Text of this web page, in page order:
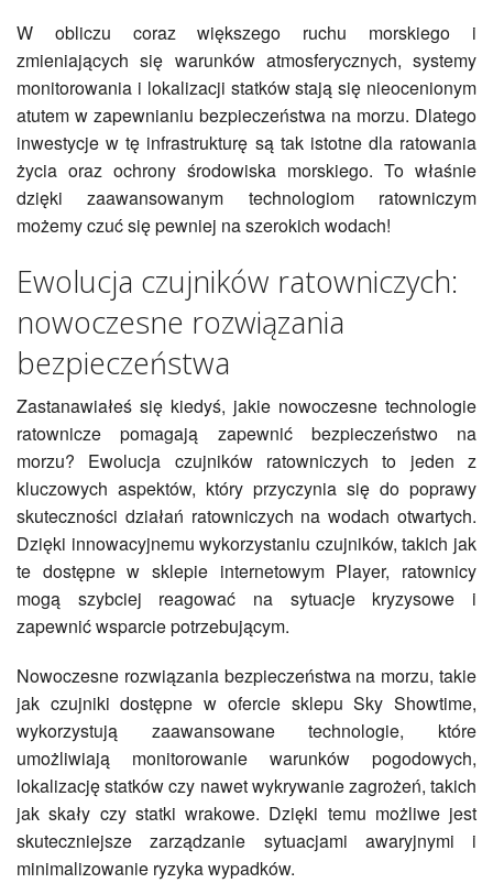
W obliczu coraz większego ruchu morskiego i
zmieniających się warunków atmosferycznych, systemy
monitorowania i lokalizacji statków stają się nieocenionym
atutem w zapewnianiu bezpieczeństwa na morzu. Dlatego
inwestycje w tę infrastrukturę są tak istotne dla ratowania
życia oraz ochrony środowiska morskiego. To właśnie
dzięki zaawansowanym technologiom ratowniczym
możemy czuć się pewniej na szerokich wodach!
Ewolucja czujników ratowniczych:
nowoczesne rozwiązania
bezpieczeństwa
Zastanawiałeś się kiedyś, jakie nowoczesne technologie
ratownicze pomagają zapewnić bezpieczeństwo na
morzu? Ewolucja czujników ratowniczych to jeden z
kluczowych aspektów, który przyczynia się do poprawy
skuteczności działań ratowniczych na wodach otwartych.
Dzięki innowacyjnemu wykorzystaniu czujników, takich jak
te dostępne w sklepie internetowym Player, ratownicy
mogą szybciej reagować na sytuacje kryzysowe i
zapewnić wsparcie potrzebującym.
Nowoczesne rozwiązania bezpieczeństwa na morzu, takie
jak czujniki dostępne w ofercie sklepu Sky Showtime,
wykorzystują zaawansowane technologie, które
umożliwiają monitorowanie warunków pogodowych,
lokalizację statków czy nawet wykrywanie zagrożeń, takich
jak skały czy statki wrakowe. Dzięki temu możliwe jest
skuteczniejsze zarządzanie sytuacjami awaryjnymi i
minimalizowanie ryzyka wypadków.